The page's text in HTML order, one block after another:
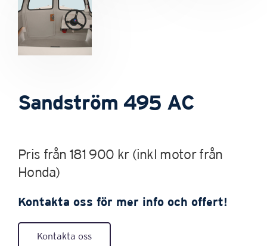
Sandström 495 AC
Pris från 181 900 kr (inkl motor från
Honda)
Kontakta oss för mer info och offert!
Kontakta oss